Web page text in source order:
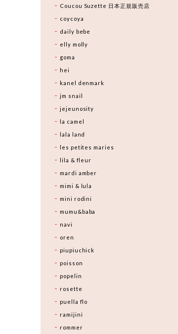
Coucou Suzette 日本正規販売店
coycoya
daily bebe
elly molly
goma
hei
kanel denmark
jm snail
jejeunosity
la camel
lala land
les petites maries
lila & fleur
mardi amber
mimi & lula
mini rodini
mumu&baba
navi
oren
piupiuchick
poisson
popelin
rosette
puella flo
ramijini
rommer